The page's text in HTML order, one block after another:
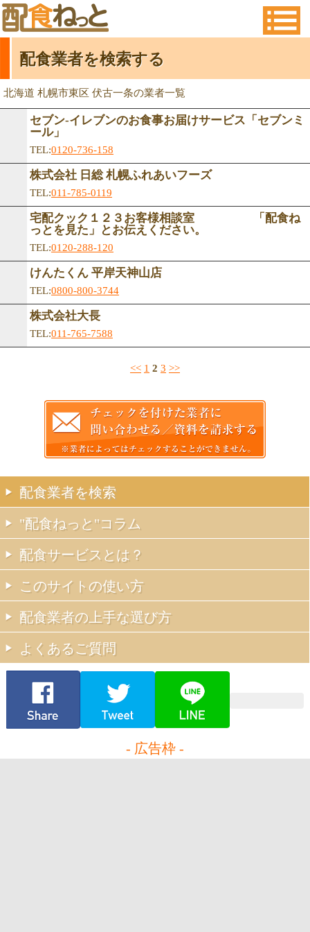
配食業者を検索する
北海道 札幌市東区 伏古一条の業者一覧
セブン-イレブンのお食事お届けサービス「セブンミ
ール」
TEL:0120-736-158
株式会社 日総 札幌ふれあいフーズ
TEL:011-785-0119
宅配クック１２３お客様相談室 「配食ね
っとを見た」とお伝えください。
TEL:0120-288-120
けんたくん 平岸天神山店
TEL:0800-800-3744
株式会社大長
TEL:011-765-7588
<< 1 2 3 >>
配食業者を検索
"配食ねっと"コラム
配食サービスとは？
このサイトの使い方
配食業者の上手な選び方
よくあるご質問
- 広告枠 -